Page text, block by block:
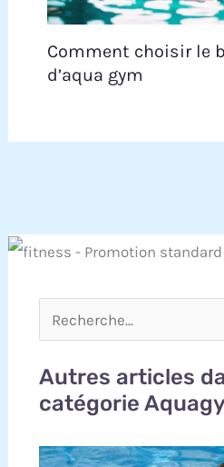
Comment choisir le
d’aqua gym
Autres articles
catégorie